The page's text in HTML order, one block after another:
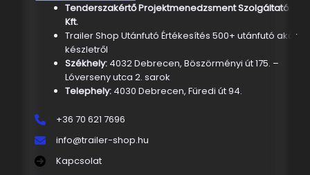
Tenderszakértő Projektmenedzsment Szolgáltató
Kft.
Trailer Shop Utánfutó Értékesítés 500+ utánfutó akár
készletről
Székhely: 4032 Debrecen, Böszörményi út 175. –
Lóverseny utca 2. sarok
Telephely:4030 Debrecen, Füredi út 94.
+36 70 621 7696
info@trailer-shop.hu
Kapcsolat